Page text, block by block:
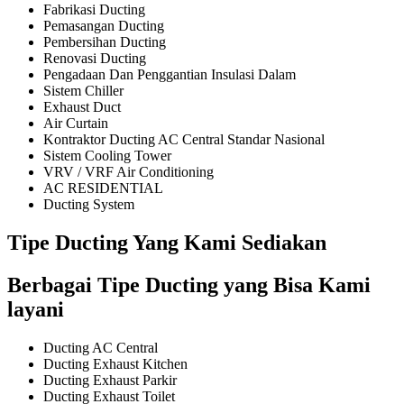
Fabrikasi Ducting
Pemasangan Ducting
Pembersihan Ducting
Renovasi Ducting
Pengadaan Dan Penggantian Insulasi Dalam
Sistem Chiller
Exhaust Duct
Air Curtain
Kontraktor Ducting AC Central Standar Nasional
Sistem Cooling Tower
VRV / VRF Air Conditioning
AC RESIDENTIAL
Ducting System
Tipe Ducting Yang Kami Sediakan
Berbagai Tipe Ducting yang Bisa Kami
layani
Ducting AC Central
Ducting Exhaust Kitchen
Ducting Exhaust Parkir
Ducting Exhaust Toilet